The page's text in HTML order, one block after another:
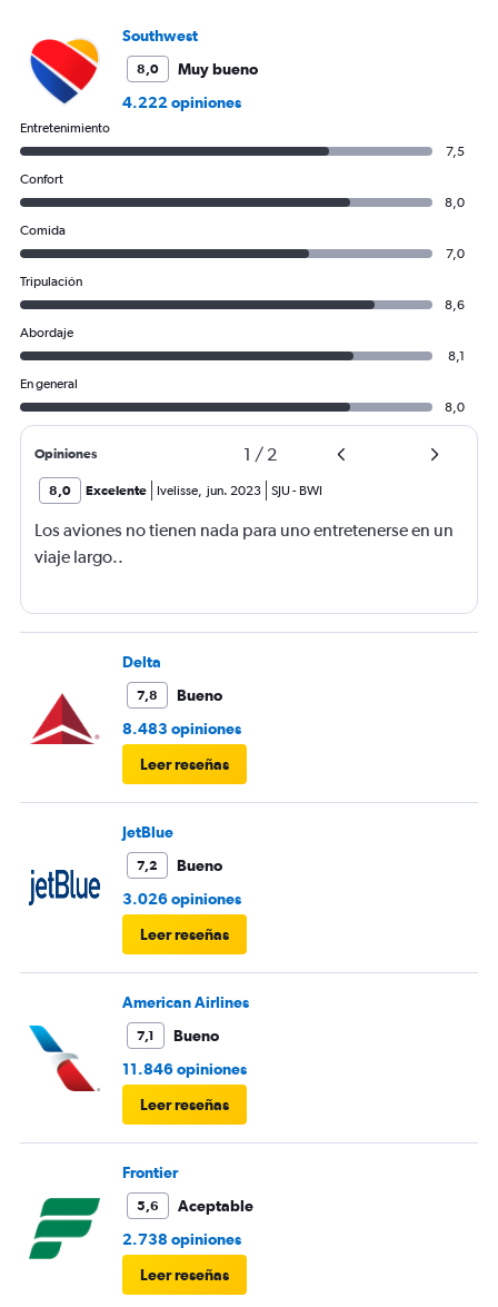
axis
displaying
values.
0
to
600.
Southwest
8,0
Muy bueno
4.222 opiniones
Entretenimiento
7,5
Confort
8,0
Comida
7,0
Tripulación
8,6
Abordaje
8,1
En general
8,0
Opiniones 1 / 2
8,0 Excelente Ivelisse, jun. 2023 SJU- BWI
Los aviones no tienen nada para uno entretenerse en un
viaje largo..
Delta
7,8
Bueno
8.483 opiniones
Leer reseñas
JetBlue
7,2
Bueno
3.026 opiniones
Leer reseñas
American Airlines
7,1
Bueno
11.846 opiniones
Leer reseñas
Frontier
5,6
Aceptable
2.738 opiniones
Leer reseñas